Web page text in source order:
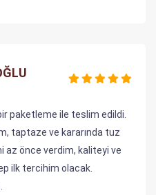
paketleme ile teslim edildi.
taptaze ve kararında tuz
az önce verdim, kaliteyi ve
ilk tercihim olacak.